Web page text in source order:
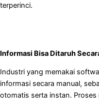
terperinci.
Informasi Bisa Ditaruh
Industri yang memakai
informasi secara manual,
otomatis serta instan.